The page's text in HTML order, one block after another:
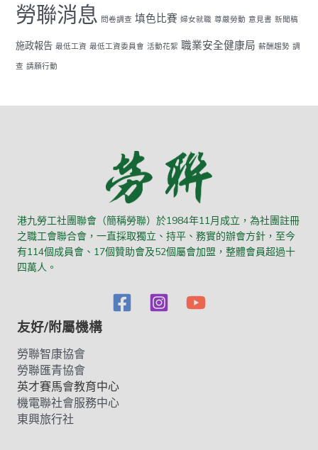
勞聯消息 問卷調查 填色比賽 婦女就職 尊嚴勞動 意見書 新聞稿
施政報告 最低工資 最低工資委員會 活動花絮 職業安全健康局 薪酬趨勢 調
查 請願行動
港九勞工社團聯會（簡稱勞聯）於1984年11月成立，為社團註冊
之職工會聯合會，一直採取獨立、持平、務實的辦會方針，至今
有114個成員會、17個贊助會及52個屬會加盟，整體會員超過十
四萬人。
友好/附屬機構
勞聯智康協會
勞聯匯青協會
英才賽馬會教育中心
機電聯社會服務中心
東興旅行社